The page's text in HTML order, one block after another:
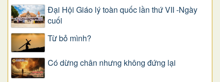
Đại Hội Giáo lý toàn quốc lần thứ VII -Ngày
cuối
Từ bỏ mình?
Có dừng chân nhưng không đứng lại